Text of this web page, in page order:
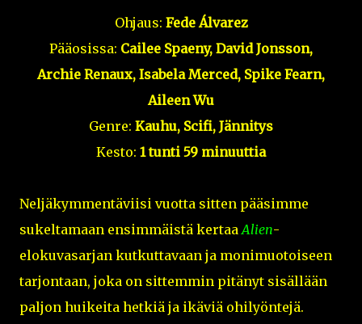
Ohjaus: Fede Álvarez
Pääosissa: Cailee Spaeny, David Jonsson,
Archie Renaux, Isabela Merced, Spike Fearn,
Aileen Wu
Genre: Kauhu, Scifi, Jännitys
Kesto: 1 tunti 59 minuuttia
Neljäkymmentäviisi vuotta sitten pääsimme
sukeltamaan ensimmäistä kertaaAlien-
elokuvasarjan kutkuttavaan ja monimuotoiseen
tarjontaan, joka on sittemmin pitänyt sisällään
paljon huikeita hetkiä ja ikäviä ohilyöntejä.